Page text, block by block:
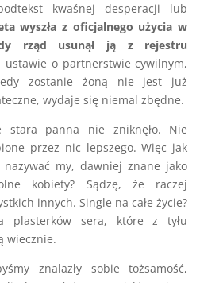
kwaśnej desperacji lub
wyszła z oficjalnego użycia w
rząd usunął ją z rejestru
ustawie o partnerstwie cywilnym,
zostanie żoną nie jest już
wydaje się niemal zbędne.
stara panna nie zniknęło. Nie
przez nic lepszego. Więc jak
my, dawniej znane jako
kobiety? Sądzę, że raczej
innych. Single na całe życie?
plasterków sera, które z tyłu
wiecznie.
znalazły sobie tożsamość,